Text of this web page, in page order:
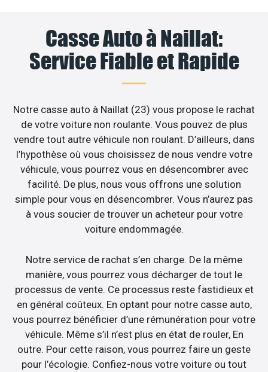
Casse Auto à Naillat:
Service Fiable et Rapide
Notre casse auto à Naillat (23) vous propose le rachat
de votre voiture non roulante. Vous pouvez de plus
vendre tout autre véhicule non roulant. D’ailleurs, dans
l’hypothèse où vous choisissez de nous vendre votre
véhicule, vous pourrez vous en désencombrer avec
facilité. De plus, nous vous offrons une solution
simple pour vous en désencombrer. Vous n’aurez pas
à vous soucier de trouver un acheteur pour votre
voiture endommagée.
Notre service de rachat s’en charge. De la même
manière, vous pourrez vous décharger de tout le
processus de vente. Ce processus reste fastidieux et
en général coûteux. En optant pour notre casse auto,
vous pourrez bénéficier d’une rémunération pour votre
véhicule. Même s’il n’est plus en état de rouler, En
outre. Pour cette raison, vous pourrez faire un geste
pour l’écologie. Confiez-nous votre voiture ou tout